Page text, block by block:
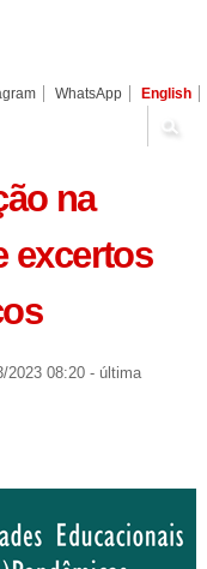
WhatsApp English
na
excertos
2023 08:20 - última